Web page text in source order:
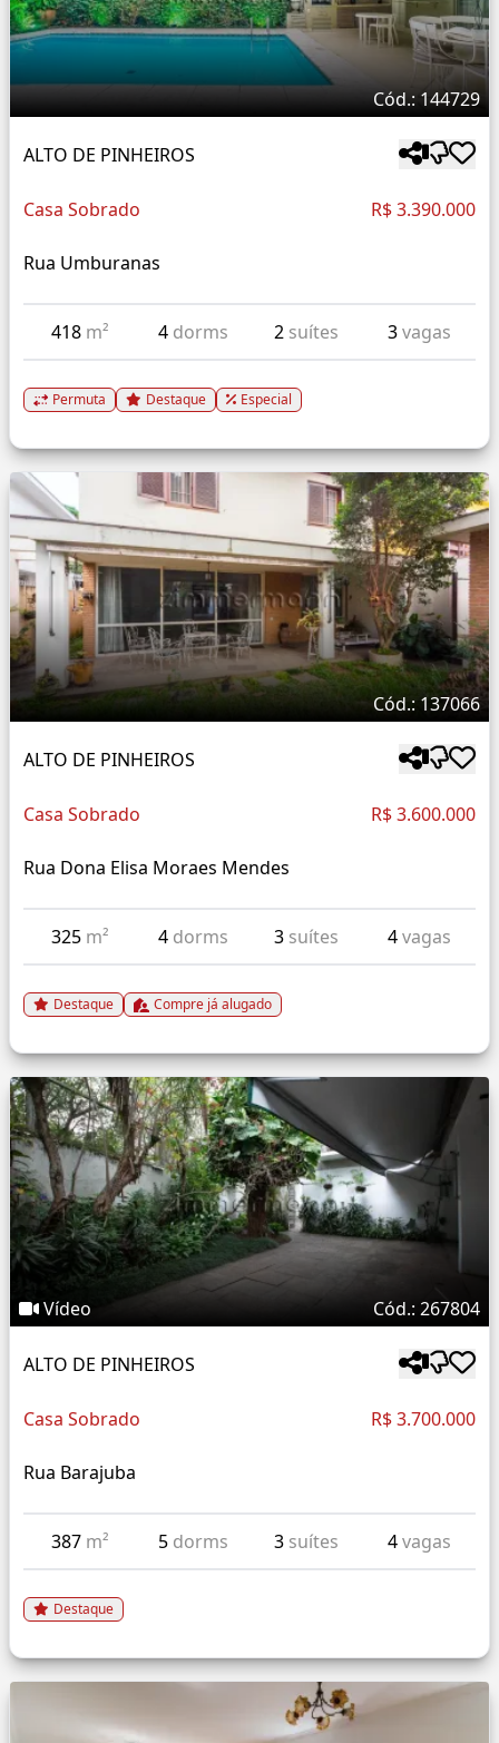
Cód.: 144729
ALTO DE PINHEIROS
Casa Sobrado R$ 3.390.000
Rua Umburanas
418 m² 4 dorms 2 suítes 3vagas
Permuta Destaque Especial
Cód.: 137066
ALTO DE PINHEIROS
Casa Sobrado R$ 3.600.000
Rua Dona Elisa Moraes Mendes
325 m² 4 dorms 3 suítes 4vagas
Destaque Compre já alugado
Vídeo Cód.: 267804
ALTO DE PINHEIROS
Casa Sobrado R$ 3.700.000
Rua Barajuba
387 m² 5 dorms 3 suítes 4vagas
Destaque